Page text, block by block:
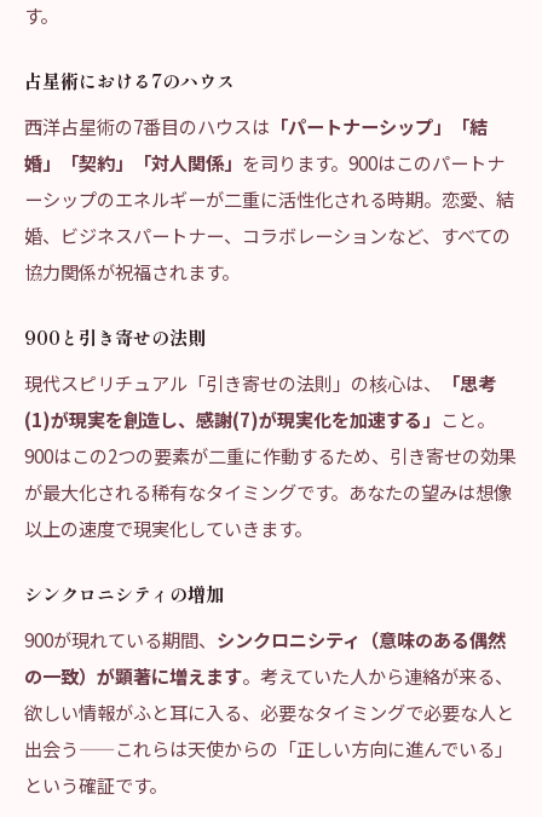
す。
占星術における7のハウス
西洋占星術の7番目のハウスは 「パートナーシップ」「結
婚」「契約」「対人関係」 を司ります。900はこのパートナ
ーシップのエネルギーが二重に活性化される時期。恋愛、結
婚、ビジネスパートナー、コラボレーションなど、すべての
協力関係が祝福されます。
900と引き寄せの法則
現代スピリチュアル「引き寄せの法則」の核心は、
「思考
(1)が現実を創造し、感謝(7)が現実化を加速する」 こと。
900はこの2つの要素が二重に作動するため、引き寄せの効果
が最大化される稀有なタイミングです。あなたの望みは想像
以上の速度で現実化していきます。
シンクロニシティの増加
900が現れている期間、 シンクロニシティ（意味のある偶然
の一致）が顕著に増えます。考えていた人から連絡が来る、
欲しい情報がふと耳に入る、必要なタイミングで必要な人と
出会う——これらは天使からの「正しい方向に進んでいる」
という確証です。